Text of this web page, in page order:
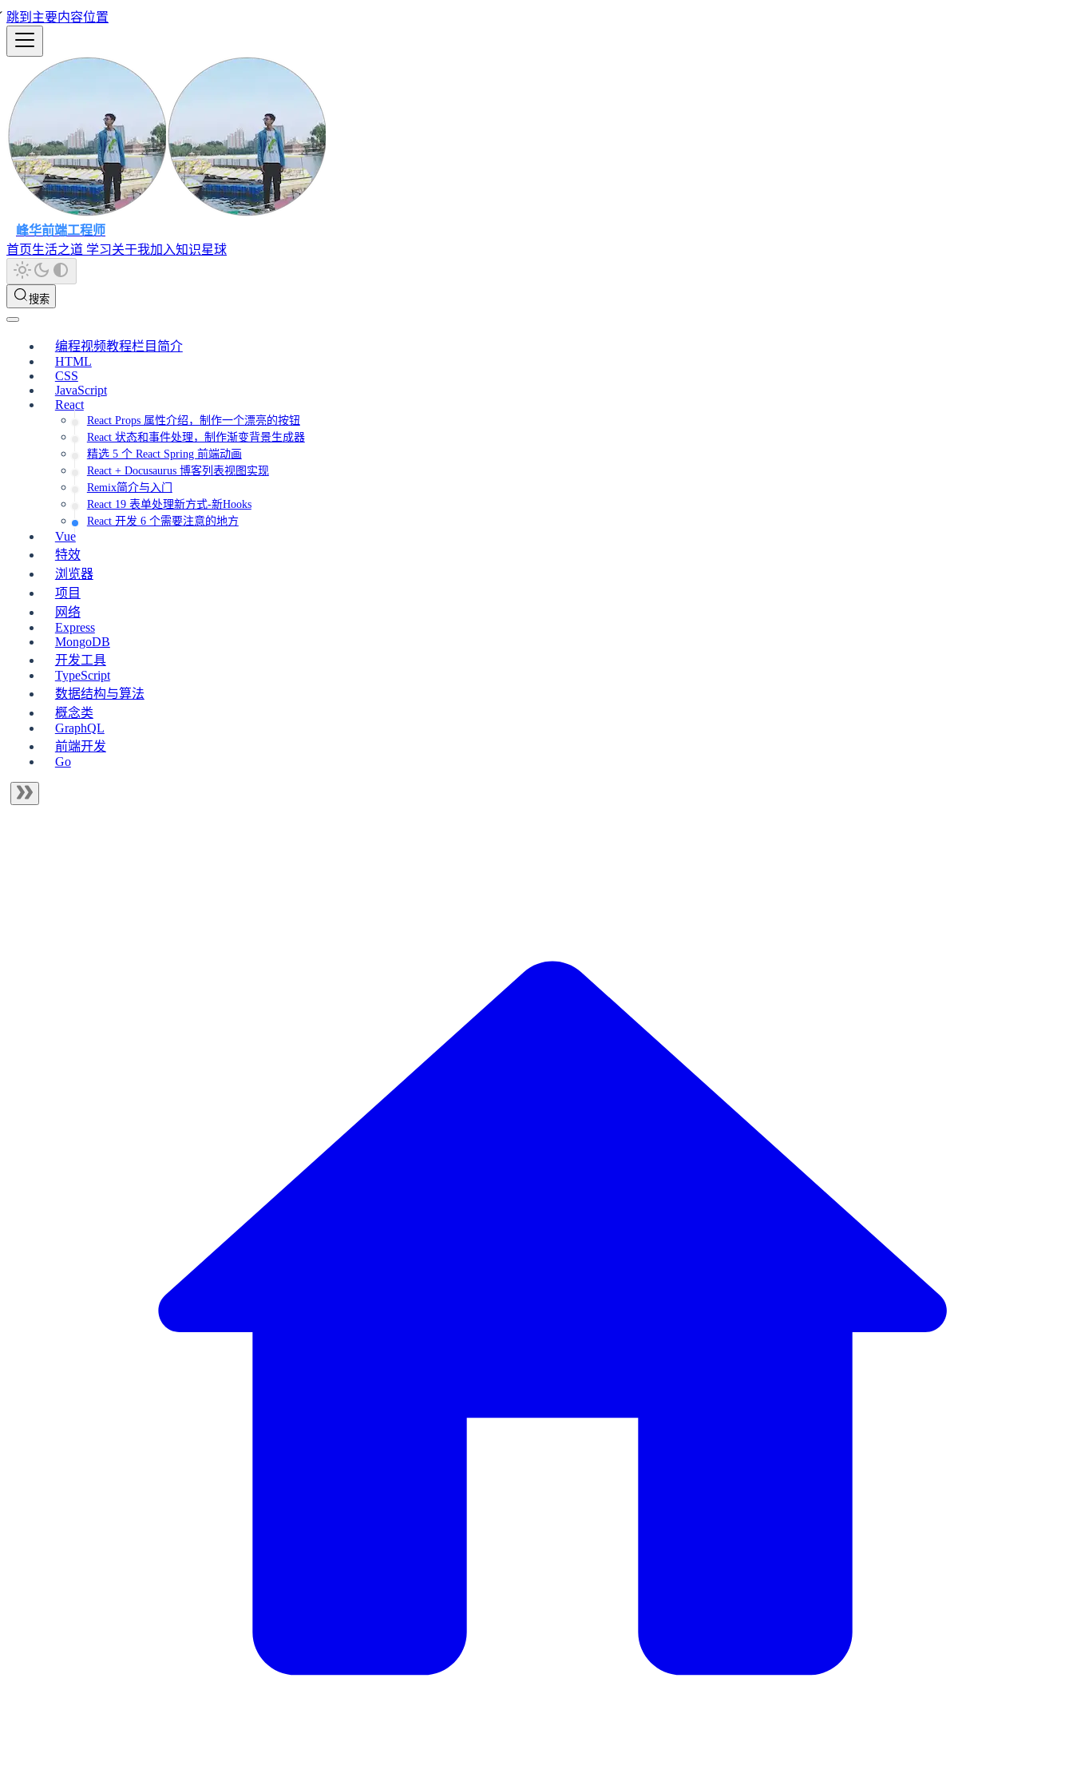
跳到主要内容位置
峰华前端工程师
首页生活之道 学习关于我加入知识星球
搜索
编程视频教程栏目简介
HTML
CSS
JavaScript
React
React Props 属性介绍，制作一个漂亮的按钮
React 状态和事件处理，制作渐变背景生成器
精选 5 个 React Spring 前端动画
React + Docusaurus 博客列表视图实现
Remix简介与入门
React 19 表单处理新方式-新Hooks
React 开发 6 个需要注意的地方
Vue
特效
浏览器
项目
网络
Express
MongoDB
开发工具
TypeScript
数据结构与算法
概念类
GraphQL
前端开发
Go